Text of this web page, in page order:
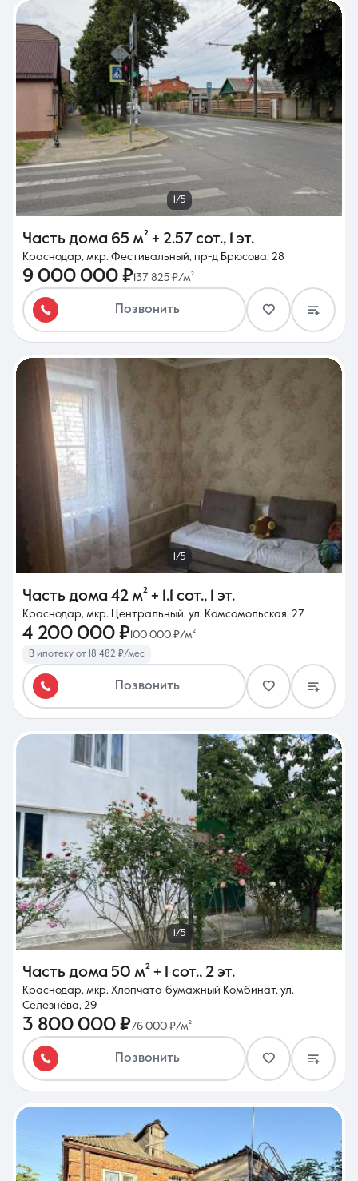
1/5
Часть дома 65 м² + 2.57 сот., 1 эт.
Краснодар, мкр. Фестивальный, пр-д Брюсова, 28
9 000 000 ₽137 825 ₽/м²
Позвонить
1/5
Часть дома 42 м² + 1.1 сот., 1 эт.
Краснодар, мкр. Центральный, ул. Комсомольская, 27
4 200 000 ₽100 000 ₽/м²
В ипотеку от 18 482 ₽/мес
Позвонить
1/5
Часть дома 50 м² + 1 сот., 2 эт.
Краснодар, мкр. Хлопчато-бумажный Комбинат, ул.
Селезнёва, 29
3 800 000 ₽76 000 ₽/м²
Позвонить